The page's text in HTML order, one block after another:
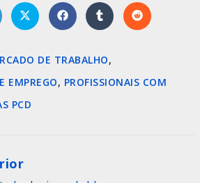
DE TRABALHO,
EMPREGO, PROFISSIONAIS COM
PCD